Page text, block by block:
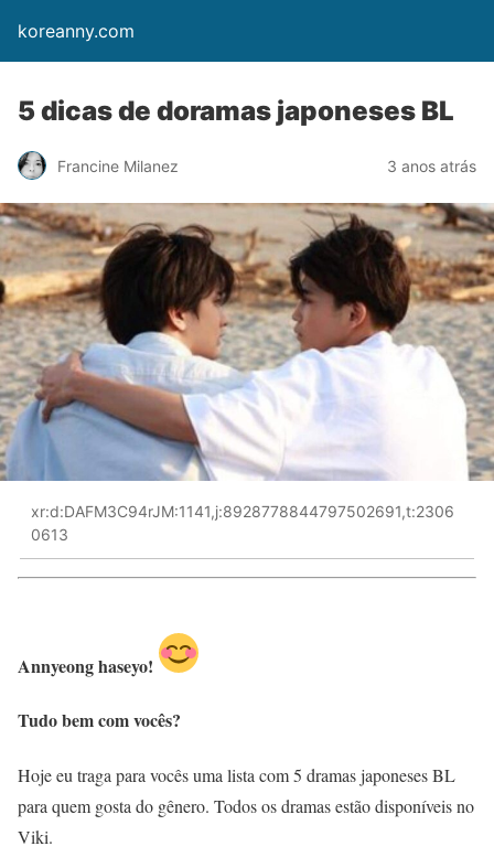
koreanny.com
5 dicas de doramas japoneses BL
Francine Milanez 3 anos atrás
xr:d:DAFM3C94rJM:1141,j:8928778844797502691,t:2306
0613
Annyeong haseyo!
Tudo bem com vocês?
Hoje eu traga para vocês uma lista com 5 dramas japoneses BL
para quem gosta do gênero. Todos os dramas estão disponíveis no
Viki.